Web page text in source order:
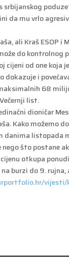
srbijanskog
da mu vrlo
ali Kraš ESOP i
do
cijeni od one
dokazuje i
68
list.
dioničar
Kako možemo
danima listopada
nego što postane
cijenu otkupa
burzi do 9.
vijesti/